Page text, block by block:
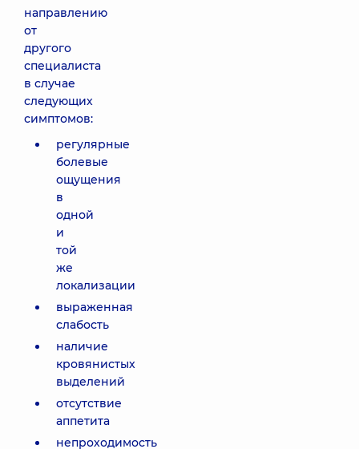
направлению
от
другого
специалиста
в случае
следующих
симптомов:
регулярные
болевые
ощущения
в
одной
и
той
же
локализации
выраженная
слабость
наличие
кровянистых
выделений
отсутствие
аппетита
непроходимость